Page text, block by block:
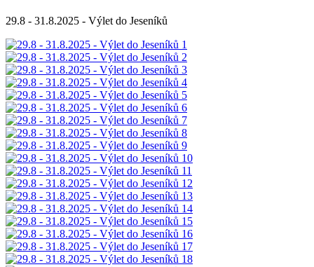
29.8 - 31.8.2025 - Výlet do Jeseníků